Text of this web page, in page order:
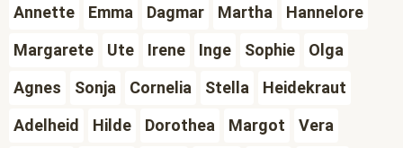
Annette
Emma Dagmar Martha
Hannelore
Margarete
Ute Irene Inge Sophie
Olga
Agnes
Sonja Cornelia Stella
Heidekraut
Adelheid
Hilde Dorothea Margot
Vera